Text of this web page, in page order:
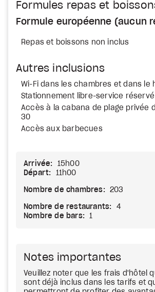
Formules repas et
Formule européenne (aucun
Repas et boissons non inclus
Autres inclusions
Wi-Fi dans les chambres et dans le
Stationnement libre-service
Accès à la cabana de plage privée
30
Accès aux barbecues
Arrivée:
15h00
Départ:
11h00
Nombre de chambres: 203
Nombre de restaurants:
4
Nombre de bars:
1
Notes importantes
Veuillez noter que les frais d'hôtel
sont déjà inclus dans les tarifs et